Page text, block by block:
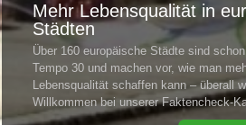
Mehr Lebensqualität in
Städten
Über 160 europäische Städte sind
Tempo 30 und machen vor, wie man
Lebensqualität schaffen kann – überall
Willkommen bei unserer Faktencheck-